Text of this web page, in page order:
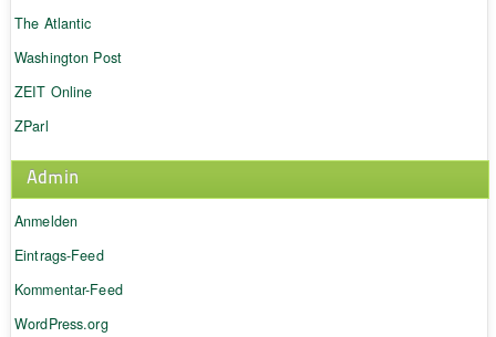
The Atlantic
Washington Post
ZEIT Online
ZParl
Admin
Anmelden
Eintrags-Feed
Kommentar-Feed
WordPress.org